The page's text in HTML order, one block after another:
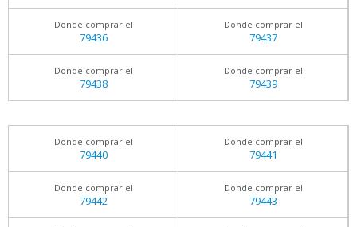
Donde comprar el
79436
Donde comprar el
79437
Donde comprar el
79438
Donde comprar el
79439
Donde comprar el
79440
Donde comprar el
79441
Donde comprar el
79442
Donde comprar el
79443